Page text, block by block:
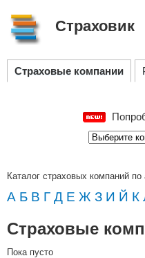
Страховик
Страховые компании
Каталог страховых компаний
А Б В Г Д Е Ж З И Й К
Страховые
Пока пусто